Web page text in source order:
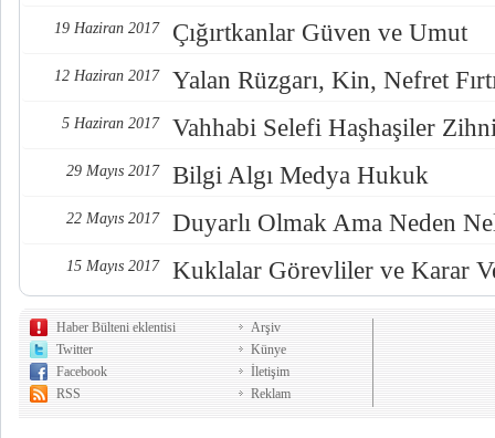
19 Haziran 2017 Çığırtkanlar Güven ve Umut
12 Haziran 2017 Yalan Rüzgarı, Kin, Nefret
5 Haziran 2017 Vahhabi Selefi Haşhaşiler
29 Mayıs 2017 Bilgi Algı Medya Hukuk
22 Mayıs 2017 Duyarlı Olmak Ama Neden
15 Mayıs 2017 Kuklalar Görevliler ve Karar
Haber Bülteni eklentisi
Twitter
Facebook
RSS
Arşiv
Künye
İletişim
Reklam